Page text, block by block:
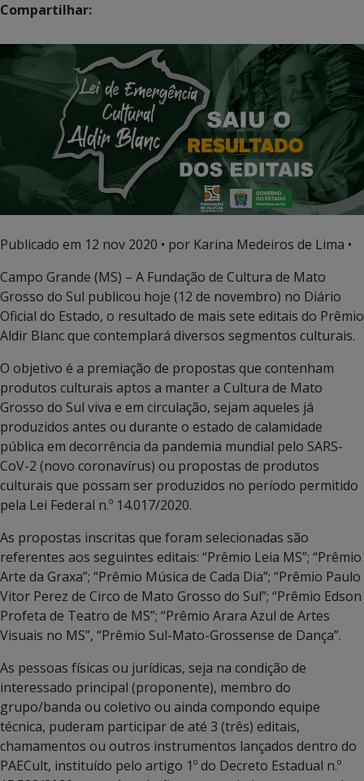
Compartilhar:
Publicado em 12 nov 2020 • por Karina Medeiros de Lima •
Campo Grande (MS) – A Fundação de Cultura de Mato
Grosso do Sul publicou hoje (12 de novembro) no Diário
Oficial do Estado, o resultado de mais sete editais do Prêmio
Aldir Blanc que contemplará diversos segmentos culturais.
O objetivo é a premiação de propostas que contenham
produtos culturais aptos a manter a Cultura de Mato
Grosso do Sul viva e em circulação, sejam aqueles já
produzidos antes ou durante o estado de calamidade
pública em decorrência da pandemia mundial pelo SARS-
CoV-2 (novo coronavírus) ou propostas de produtos
culturais que possam ser produzidos no período permitido
pela Lei Federal n.º 14.017/2020.
As propostas inscritas que foram selecionadas são
referentes aos seguintes editais: “Prêmio Leia MS”; “Prêmio
Arte da Graxa”; “Prêmio Música de Cada Dia”; “Prêmio Paulo
Vitor Perez de Circo de Mato Grosso do Sul”; “Prêmio Edson
Profeta de Teatro de MS”; “Prêmio Arara Azul de Artes
Visuais no MS”, “Prêmio Sul-Mato-Grossense de Dança”.
As pessoas físicas ou jurídicas, seja na condição de
interessado principal (proponente), membro do
grupo/banda ou coletivo ou ainda compondo equipe
técnica, puderam participar de até 3 (três) editais,
chamamentos ou outros instrumentos lançados dentro do
PAECult, instituído pelo artigo 1º do Decreto Estadual n.º